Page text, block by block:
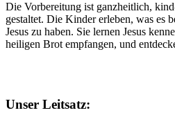
Die Vorbereitung ist ganzheitlich,
gestaltet. Die Kinder erleben, was es
Jesus zu haben. Sie lernen Jesus
heiligen Brot empfangen, und
Unser Leitsatz: